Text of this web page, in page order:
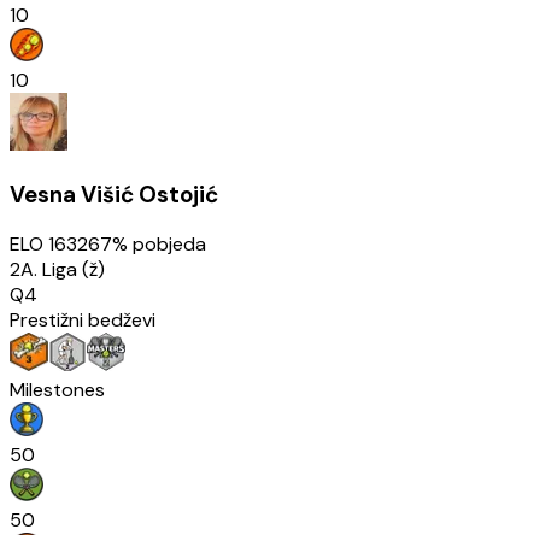
10
10
Vesna Višić Ostojić
ELO 163267% pobjeda
2A. Liga (ž)
Q4
Prestižni bedževi
Milestones
50
50